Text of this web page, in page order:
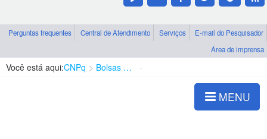
Perguntas frequentes Central de Atendimento Serviços
E-mail do Pesquisador
Área de imprensa
Você está aqui:CNPq Bolsas e Auxílios Vigentes
MENU